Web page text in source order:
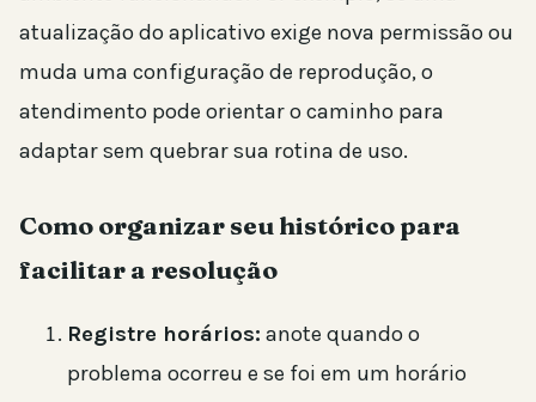
atualização do aplicativo exige nova permissão ou
muda uma configuração de reprodução, o
atendimento pode orientar o caminho para
adaptar sem quebrar sua rotina de uso.
Como organizar seu histórico para
facilitar a resolução
Registre horários: anote quando o
problema ocorreu e se foi em um horário